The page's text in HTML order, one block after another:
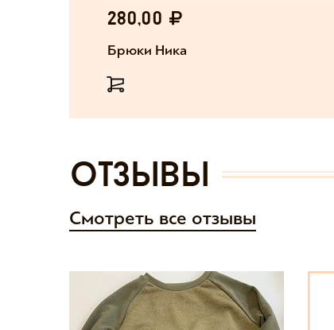
280,00
Брюки Ника
отзывы
Смотреть все отзывы